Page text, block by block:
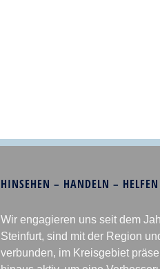
HINSEHEN – HANDELN – HELFEN
Wir engagieren uns seit dem
Steinfurt, sind mit der Region
verbunden, im Kreisgebiet